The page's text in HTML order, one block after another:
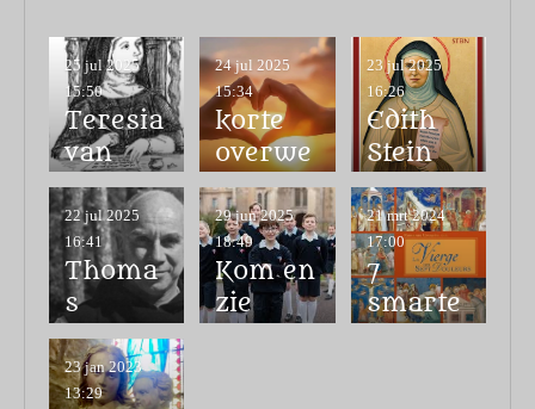
Teresia
van
Avila
25 jul 2025
15:50
korte
overwe
gingen
24 jul 2025
15:34
Edith
Stein
23 jul 2025
16:26
Thoma
s
Merton
22 jul 2025
16:41
Kom en
zie
29 jun 2025
18:49
7
smarte
21 mrt 2024
17:00
23 jan 2023
13:29